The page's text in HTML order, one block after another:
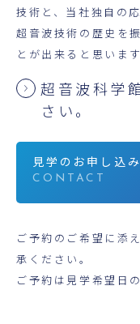
技術と、当社独自の
超音波技術の歴史を
とが出来ると思います
超音波科学
さい。
見学のお申し込
ご予約のご希望に添
承ください。
ご予約は見学希望日